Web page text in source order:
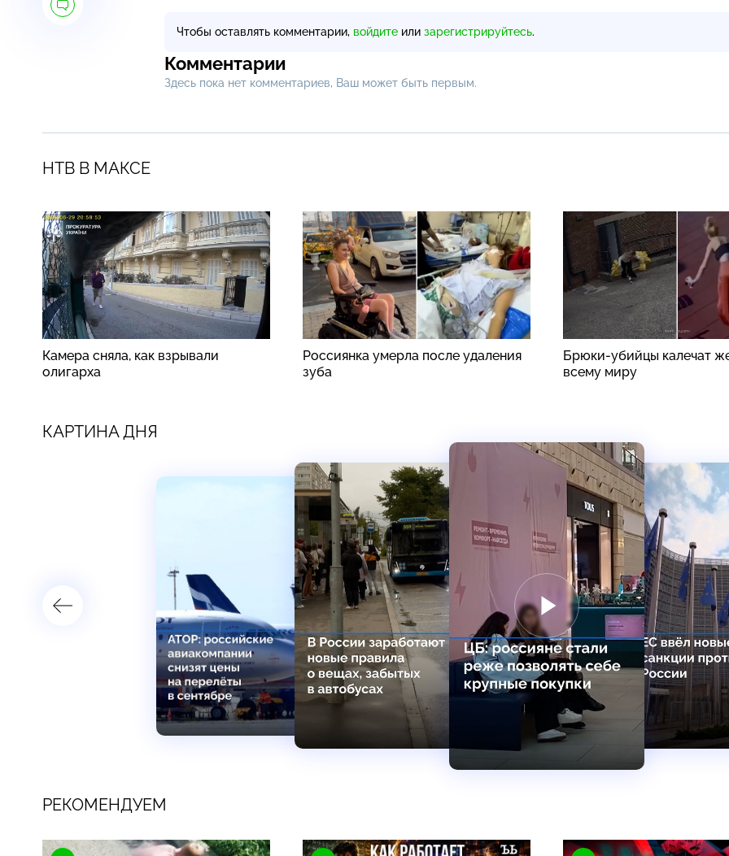
Чтобы оставлять комментарии, войдите или зарегистрируйтесь.
Комментарии
Здесь пока нет комментариев, Ваш может быть первым.
НТВ В МАКСЕ
Камера сняла, как взрывали
олигарха
Россиянка умерла после удаления
зуба
Брюки-убийцы калечат
всему миру
КАРТИНА ДНЯ
РЕКОМЕНДУЕМ